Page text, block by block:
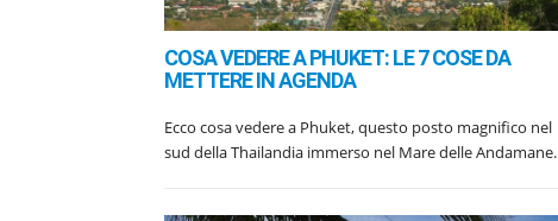
COSA VEDERE A PHUKET: LE 7 COSE DA
METTERE IN AGENDA
Ecco cosa vedere a Phuket, questo posto magnifico nel
sud della Thailandia immerso nel Mare delle Andamane.